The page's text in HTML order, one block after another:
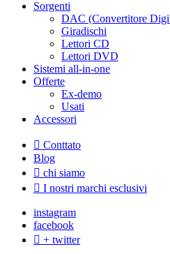
Sorgenti
DAC (Convertitore
Giradischi
Lettori CD
Lettori DVD
Sistemi all-in-one
Offerte
Ex-demo
Usati
Accessori
Conttato
Blog
chi siamo
I nostri marchi esclusivi
instagram
facebook
+ twitter